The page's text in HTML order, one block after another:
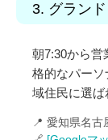
3. グランド
朝7:30から営
格的なパー
域住民に選ば
📍 愛知県名古